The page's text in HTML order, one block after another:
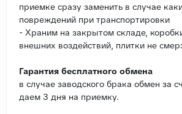
приемке сразу заменить в случае
повреждений при транспортировки
- Храним на закрытом складе,
внешних воздействий, плитки не
Гарантия бесплатного обмена
в случае заводского брака обмен за
даем 3 дня на приемку.